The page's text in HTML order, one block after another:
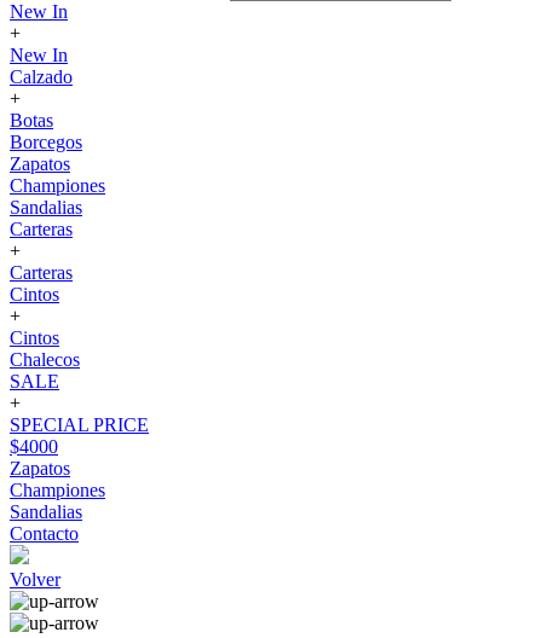
New In
+
New In
Calzado
+
Botas
Borcegos
Zapatos
Championes
Sandalias
Carteras
+
Carteras
Cintos
+
Cintos
Chalecos
SALE
+
SPECIAL PRICE
$4000
Zapatos
Championes
Sandalias
Contacto
Volver